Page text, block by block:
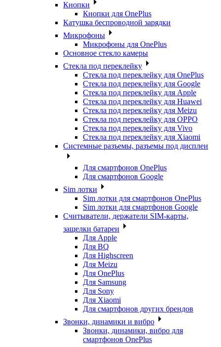
Кнопки
Кнопки для OnePlus
Катушка беспроводной зарядки
Микрофоны
Микрофоны для OnePlus
Основное стекло камеры
Стекла под переклейку
Стекла под переклейку для OnePlus
Стекла под переклейку для Google
Стекла под переклейку для Apple
Стекла под переклейку для Huawei
Стекла под переклейку для Meizu
Стекла под переклейку для OPPO
Стекла под переклейку для Vivo
Стекла под переклейку для Xiaomi
Системные разъемы, разъемы под дисплеи
Для смартфонов OnePlus
Для смартфонов Google
Sim лотки
Sim лотки для смартфонов OnePlus
Sim лотки для смартфонов Google
Считыватели, держатели SIM-карты,
защелки батареи
Для Apple
Для BQ
Для Highscreen
Для Meizu
Для OnePlus
Для Samsung
Для Sony
Для Xiaomi
Для смартфонов других брендов
Звонки, динамики и вибро
Звонки, динамики, вибро для
смартфонов OnePlus